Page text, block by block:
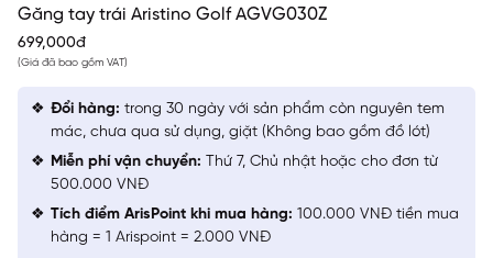
Găng tay trái Aristino Golf AGVG030Z
699,000đ
(Giá đã bao gồm VAT)
Đổi hàng: trong 30 ngày với sản phẩm còn nguyên tem
mác, chưa qua sử dụng, giặt (Không bao gồm đồ lót)
Miễn phí vận chuyển: Thứ 7, Chủ nhật hoặc cho đơn từ
500.000 VNĐ
Tích điểm ArisPoint khi mua hàng: 100.000 VNĐ tiền mua
hàng = 1 Arispoint = 2.000 VNĐ